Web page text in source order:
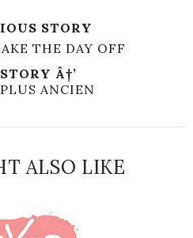
STORY
THE DAY OFF
Â†’
ANCIEN
ALSO LIKE